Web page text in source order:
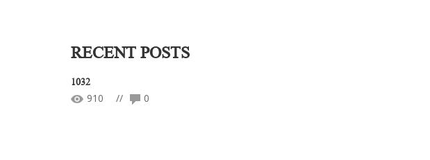
RECENT POSTS
1032
910 // 0